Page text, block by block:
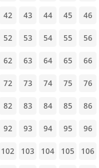
42 43 44 45 46
52 53 54 55 56
62 63 64 65 66
72 73 74 75 76
82 83 84 85 86
92 93 94 95 96
102 103 104 105 106